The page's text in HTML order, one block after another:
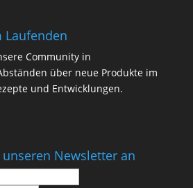
Laufenden
Community in
über neue Produkte im
und Entwicklungen.
Newsletter an